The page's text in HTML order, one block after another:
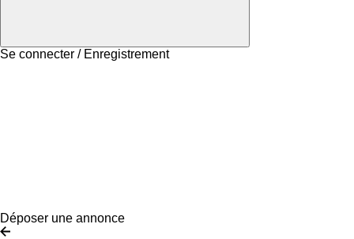
Se connecter / Enregistrement
Déposer une annonce